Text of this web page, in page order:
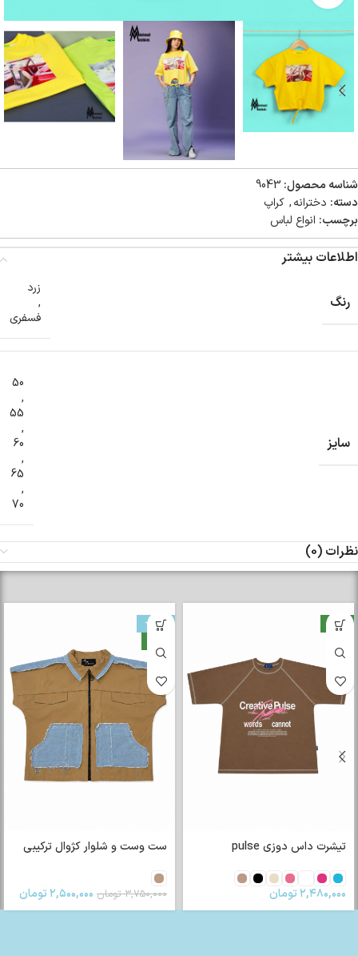
شناسه محصول: 9043
دسته: دخترانه, کراپ
برچسب: انواع لباس
اطلاعات بیشتر
رنگ
زرد
,
فسفری
سایز
50
,
55
,
60
,
65
,
70
نظرات (0)
جدید
تیشرت داس دوزی pulse
۲,۴۸۰,۰۰۰تومان
-33%
ست وست و شلوار کژوال ترکیبی
۳,۷۵۰,۰۰۰ تومان ۲,۵۰۰,۰۰۰تومان